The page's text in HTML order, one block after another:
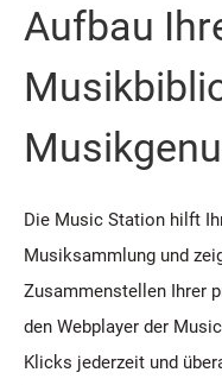
Aufbau
Die Music Station hilft
Musiksammlung und
Zusammenstellen Ihrer
den Webplayer der
Klicks jederzeit und